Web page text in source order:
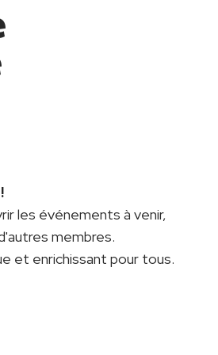
les événements à venir,
membres.
et enrichissant pour tous.